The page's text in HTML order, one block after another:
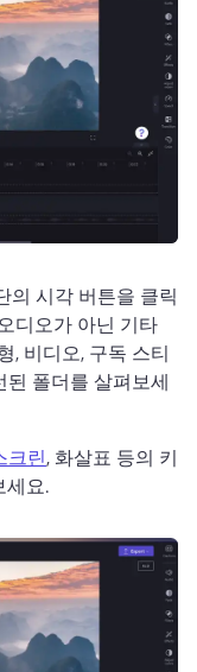
의 시각 버튼을 클릭
디오가 아닌 기타
, 비디오, 구독 스티
된 폴더를 살펴보세
크린, 화살표 등의 키
세요.